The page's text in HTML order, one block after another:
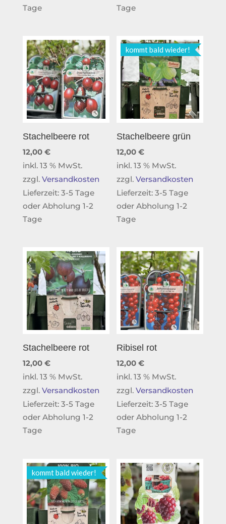
Tage
Tage
Stachelbeere rot
12,00 €
inkl. 13 % MwSt.
zzgl. Versandkosten
Lieferzeit: 3-5 Tage
oder Abholung 1-2
Tage
kommt bald wieder!
Stachelbeere grün
12,00€
inkl. 13 % MwSt.
zzgl.Versandkosten
Lieferzeit:3-5 Tage
oder Abholung 1-2
Tage
Stachelbeere rot
12,00 €
inkl. 13 % MwSt.
zzgl. Versandkosten
Lieferzeit: 3-5 Tage
oder Abholung 1-2
Tage
Ribisel rot
12,00€
inkl. 13 % MwSt.
zzgl.Versandkosten
Lieferzeit:3-5 Tage
oder Abholung 1-2
Tage
kommt bald wieder!